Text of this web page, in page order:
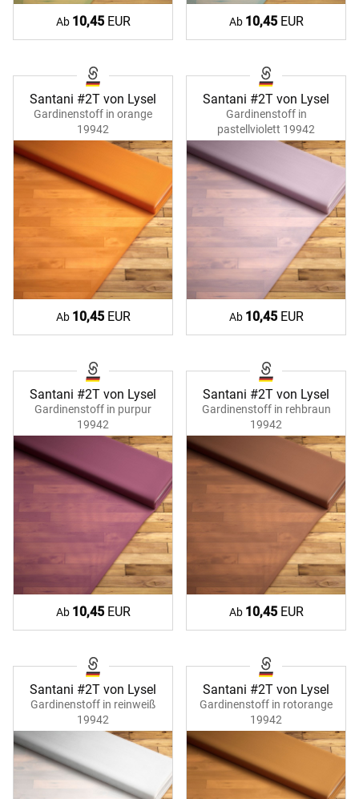
Ab 10,45EUR Ab 10,45EUR
Santani #2T von Lysel
Gardinenstoff in orange
19942
Ab 10,45EUR
Santani #2T von Lysel
Gardinenstoff in
pastellviolett 19942
Ab 10,45EUR
Santani #2T von Lysel
Gardinenstoff in purpur
19942
Ab 10,45EUR
Santani #2T von Lysel
Gardinenstoff in rehbraun
19942
Ab 10,45EUR
Santani #2T von Lysel
Gardinenstoff in reinweiß
19942
Santani #2T von Lysel
Gardinenstoff in rotorange
19942